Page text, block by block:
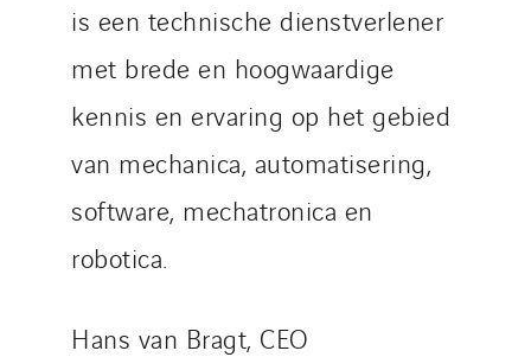
is een technische dienstverlener
met brede en hoogwaardige
kennis en ervaring op het gebied
van mechanica, automatisering,
software, mechatronica en
robotica.
Hans van Bragt, CEO
Poland
Portugal
Romania
Sweden
Switzerland